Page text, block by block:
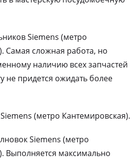
Siemens (метро
Самая сложная работа, но
наличию всех запчастей
не придется ожидать более
(метро Кантемировская).
Siemens (метро
Выполняется максимально